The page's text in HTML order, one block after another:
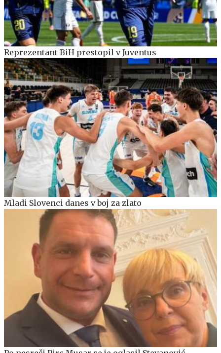
Reprezentant BiH prestopil v Juventus
Mladi Slovenci danes v boj za zlato